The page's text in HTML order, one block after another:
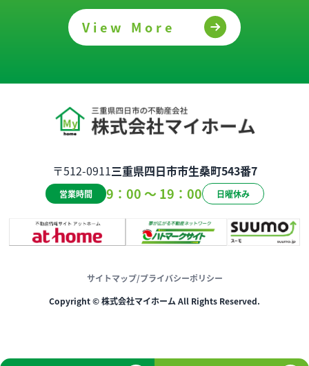
View More
〒512-0911三重県四日市市生桑町543番7
営業時間 9：00 ～ 19：00 日曜休み
サイトマップ/プライバシーポリシー
Copyright © 株式会社マイホーム All Rights Reserved.